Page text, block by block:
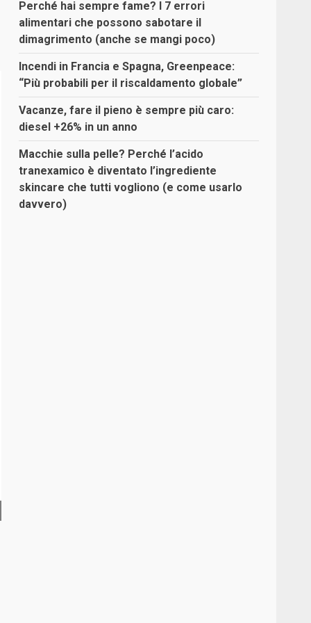
Perché hai sempre fame? I 7 errori
alimentari che possono sabotare il
dimagrimento (anche se mangi poco)
Incendi in Francia e Spagna, Greenpeace:
“Più probabili per il riscaldamento globale”
Vacanze, fare il pieno è sempre più caro:
diesel +26% in un anno
Macchie sulla pelle? Perché l’acido
tranexamico è diventato l’ingrediente
skincare che tutti vogliono (e come usarlo
davvero)